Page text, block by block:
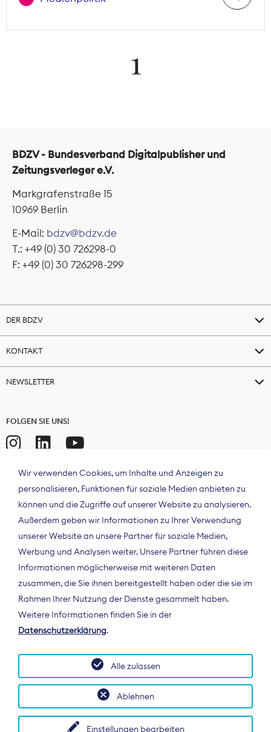
1
BDZV - Bundesverband Digitalpublisher und
Zeitungsverleger e.V.
Markgrafenstraße 15
10969 Berlin
E-Mail: bdzv@bdzv.de
T.: +49 (0) 30 726298-0
F: +49 (0) 30 726298-299
DER BDZV
KONTAKT
NEWSLETTER
FOLGEN SIE UNS!
Der Bundesverband Digitalpublisher und
Zeitungsverleger (BDZV) vertritt als
Spitzenorganisation die Interessen der
Deutschland und auf EU-Ebene.
Wir verwenden Cookies, um Inhalte und Anzeigen zu
personalisieren, Funktionen für soziale Medien anbieten zu
können und die Zugriffe auf unserer Website zu analysieren.
Außerdem geben wir Informationen zu Ihrer Verwendung
unserer Website an unsere Partner für soziale Medien,
Werbung und Analysen weiter. Unsere Partner führen diese
Informationen möglicherweise mit weiteren Daten
zusammen, die Sie ihnen bereitgestellt haben oder die sie im
Rahmen Ihrer Nutzung der Dienste gesammelt haben.
Weitere Informationen finden Sie in der
Datenschutzerklärung.
Einstellungen bearbeiten
Ablehnen
Alle zulassen